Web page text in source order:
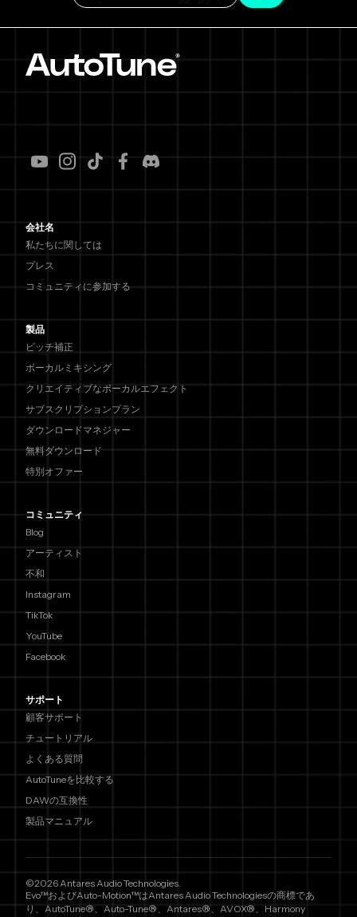
会社名
私たちに関しては
プレス
コミュニティに参加する
製品
ピッチ補正
ボーカルミキシング
クリエイティブなボーカルエフェクト
サブスクリプションプラン
ダウンロードマネジャー
無料ダウンロード
特別オファー
コミュニティ
Blog
アーティスト
不和
Instagram
TikTok
YouTube
Facebook
サポート
顧客サポート
チュートリアル
よくある質問
AutoTuneを比較する
DAWの互換性
製品マニュアル
©2026 Antares Audio Technologies.
Evo™およびAuto-Motion™はAntares Audio Technologiesの商標であ
り、AutoTune®、Auto-Tune®、Antares®、AVOX®、Harmony